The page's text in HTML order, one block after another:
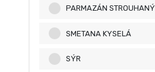
PARMAZÁN STROUHANÝ
SMETANA KYSELÁ
SÝR